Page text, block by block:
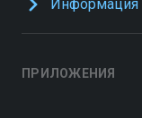
Информация
ПРИЛОЖЕНИЯ